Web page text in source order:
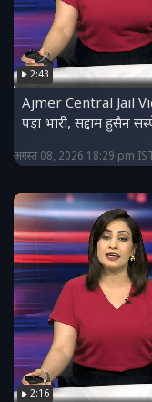
2:43
Ajmer Central Jail
पड़ा भारी, सद्दाम हुसैन
अगस्त 08, 2026 18:29 pm
2:16